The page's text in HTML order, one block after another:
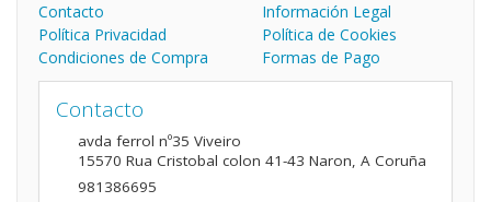
Contacto
Información Legal
Política Privacidad
Política de Cookies
Condiciones de Compra
Formas de Pago
Contacto
avda ferrol nº35 Viveiro
15570 Rua Cristobal colon 41-43 Naron, A Coruña
981386695